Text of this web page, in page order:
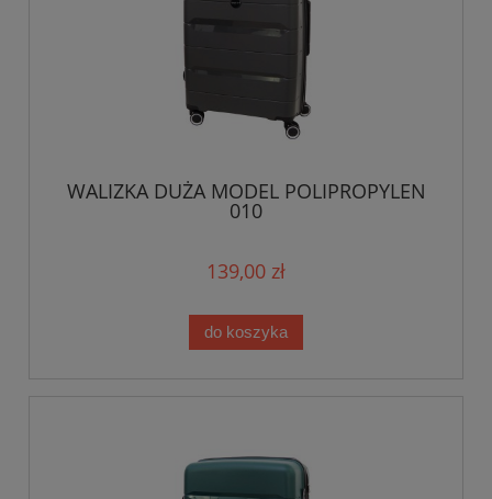
WALIZKA DUŻA MODEL POLIPROPYLEN
010
139,00 zł
do koszyka